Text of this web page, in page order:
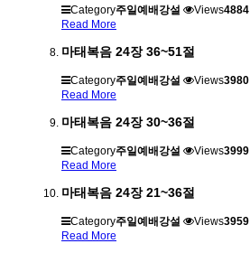
Category주일예배강설 Views4884
Read More
마태복음 24장 36~51절
Category주일예배강설 Views3980
Read More
마태복음 24장 30~36절
Category주일예배강설 Views3999
Read More
마태복음 24장 21~36절
Category주일예배강설 Views3959
Read More